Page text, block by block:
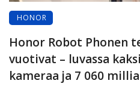
HONOR
Honor Robot Phonen
vuotivat – luvassa
kameraa ja 7 060